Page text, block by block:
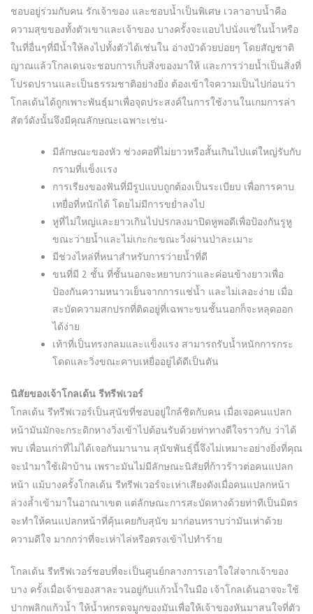
ชอบอยู่ร่วมกับคน รักเจ้าของ และชอบน้ำเป็นพิเศษ เวลาอาบน้ำคือ
ความสุขของทั้งตัวเขาและเจ้าของ บางครั้งจะแอบไปนั่งแช่ในน้ำหรือ
ในที่อื่นๆที่มีน้ำให้ลงไปทั้งตัวได้เช่นใน อ่างบัวด้วยบ่อยๆ โดยสัญชาติ
ญาณแล้วโกลเดนจะชอบการเก็บสิ่งของมาให้ และการว่ายน้ำเป็นสิ่งที่
โปรดปรานและเป็นธรรมชาติอย่างยิ่ง ต้องเข้าใจความเป็นไปก่อนว่า
โกลเด้นได้ถูกเพาะพันธุ์มาเพื่อจุดประสงค์ในการใช้งานในเกมการล่า
สัตว์ดังนั้นจึงมีคุณลักษณะเฉพาะเช่น-
มีลักษณะของหัว ช่วงคอที่ไม่ยาวหรือสั้นเกินไปแต่ใหญ่รับกับ
กรามที่แข็งเเรง
การเรียงของฟันที่มีรูปแบบถูกต้องเป็นระเบียบ เพื่อการคาบ
เทยื่อที่หนักได้ โดยไม่มีการขย่ำลงไป
หูที่ไม่ใหญ่และยาวเกินไปปรกลงมาปิดหูพอดีเพื่อป้องกันรูหู
ขณะว่ายน้ำและไม่เกะกะขณะวิ่งผ่านป่าละเมาะ
มีช่วงไหล่ที่หนาสำหรับการว่ายน้ำที่ดี
ขนที่มี 2 ชั้น ที่ชั้นนอกจะหยาบกว่าและค่อนข้างยาวเพื่อ
ป้องกันความหนาวเย็นจากการแช่น้ำ และไม่เลอะง่าย เมื่อ
สะบัดความสกปรกที่ติดอยู่ที่เฉพาะขนชั้นนอกก็จะหลุดออก
ได้ง่าย
เท้าที่เป็นทรงกลมและแข็งแรง สามารถรับน้ำหนักการกระ
โดดและวิ่งขณะคาบเหยื่ออยู่ได้ดีเป็นตัน
นิสัยของเจ้าโกลเด้น รีทรีฟเวอร์
โกลเด้น รีทรีฟเวอร์เป็นสุนัขที่ชอบอยู่ใกล้ชิดกับคน เมื่อเจอคนแปลก
หน้ามันมักจะกระดิกหางวิ่งเข้าไปต้อนรับด้วยท่าทางดีใจราวกับ ว่าได้
พบ เพื่อนเก่าที่ไม่ได้เจอกันมานาน สุนัขพันธุ์นี้จึงไม่เหมาะอย่างยิ่งที่คุณ
จะนำมาใช้เฝ้าบ้าน เพราะมันไม่มีลักษณะนิสัยที่ก้าวร้าวต่อคนแปลก
หน้า แม้บางครั้งโกลเด้น รีทรีฟเวอร์จะเห่าเสียงดังเมื่อคนแปลกหน้า
ล่วงล้ำเข้ามาในอาณาเขต แต่ลักษณะการสะบัดหางด้วยท่าทีเป็นมิตร
จะทำให้คนแปลกหน้าที่คุ้นเคยกับสุนัข มาก่อนทราบว่ามันเห่าด้วย
ความดีใจ มากกว่าที่จะเห่าไล่หรือตรงเข้าไปทำร้าย
โกลเด้น รีทรีฟเวอร์ชอบที่จะเป็นศูนย์กลางการเอาใจใส่จากเจ้าของ
บาง ครั้งเมื่อเจ้าของสาละวนอยู่กับแก้วน้ำในมือ เจ้าโกลเด้นอาจจะใช้
ปากพลิกแก้วน้ำ ให้น้ำหกรดจมูกของมันเพื่อให้เจ้าของหันมาสนใจที่ตัว